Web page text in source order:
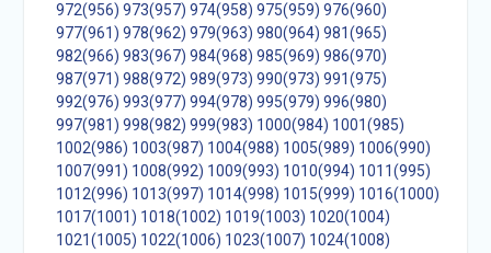
972(956) 973(957) 974(958) 975(959) 976(960)
977(961) 978(962) 979(963) 980(964) 981(965)
982(966) 983(967) 984(968) 985(969) 986(970)
987(971) 988(972) 989(973) 990(973) 991(975)
992(976) 993(977) 994(978) 995(979) 996(980)
997(981) 998(982) 999(983) 1000(984) 1001(985)
1002(986) 1003(987) 1004(988) 1005(989) 1006(990)
1007(991) 1008(992) 1009(993) 1010(994) 1011(995)
1012(996) 1013(997) 1014(998) 1015(999) 1016(1000)
1017(1001) 1018(1002) 1019(1003) 1020(1004)
1021(1005) 1022(1006) 1023(1007) 1024(1008)